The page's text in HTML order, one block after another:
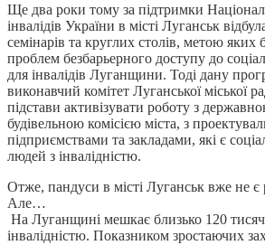
Ще два роки тому за підтримки
інвалідів України в місті Луганськ
семінарів та круглих столів, метою яких
проблем безбарьерного доступу до
для інвалідів Луганщини. Тоді дану
виконавчий комітет Луганської міської
підстави активізувати роботу з
будівельною комісією міста, з
підприємствами та закладами, які є
людей з інвалідністю.
Отже, пандуси в місті Луганськ вже не є
Але…
На Луганщині мешкає близько 120
інвалідністю. Показником зростаючих